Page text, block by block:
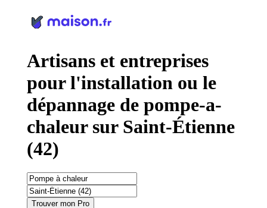
Artisans et entreprises
pour l'installation ou le
dépannage de pompe-a-
chaleur sur Saint-Étienne
(42)
Trouver mon Pro